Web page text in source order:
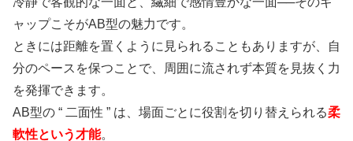
ャップこそがAB型の魅力です。
ときには距離を置くように見られることもありますが、自
分のペースを保つことで、周囲に流されず本質を見抜く力
を発揮できます。
AB型の “ 二面性 ” は、場面ごとに役割を切り替えられる柔
軟性という才能。